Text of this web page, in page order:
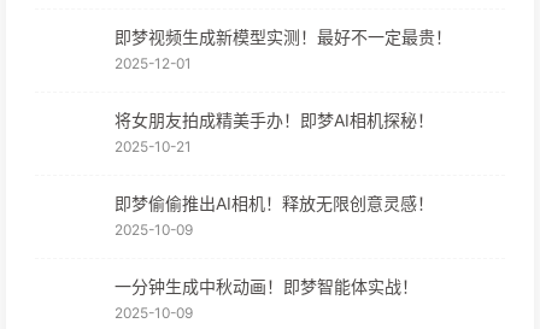
即梦视频生成新模型实测！最好不一定最贵！
2025-12-01
将女朋友拍成精美手办！即梦AI相机探秘！
2025-10-21
即梦偷偷推出AI相机！释放无限创意灵感！
2025-10-09
一分钟生成中秋动画！即梦智能体实战！
2025-10-09